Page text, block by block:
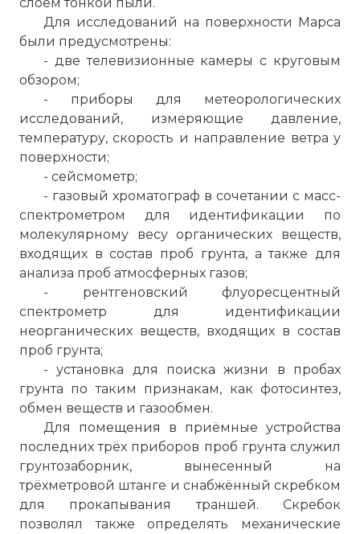
Для исследований на поверхности Марса
были предусмотрены:
- две телевизионные камеры с круговым
обзором;
- приборы для метеорологических
исследований, измеряющие давление,
температуру, скорость и направление ветра у
поверхности;
- сейсмометр;
- газовый хроматограф в сочетании с масс-
спектрометром для идентификации по
молекулярному весу органических веществ,
входящих в состав проб грунта, а также для
анализа проб атмосферных газов;
- рентгеновский флуоресцентный
спектрометр для идентификации
неорганических веществ, входящих в состав
проб грунта;
- установка для поиска жизни в пробах
грунта по таким признакам, как фотосинтез,
обмен веществ и газообмен.
Для помещения в приёмные устройства
последних трёх приборов проб грунта служил
грунтозаборник, вынесенный на
трёхметровой штанге и снабжённый скребком
для прокапывания траншей. Скребок
позволял также определять механические